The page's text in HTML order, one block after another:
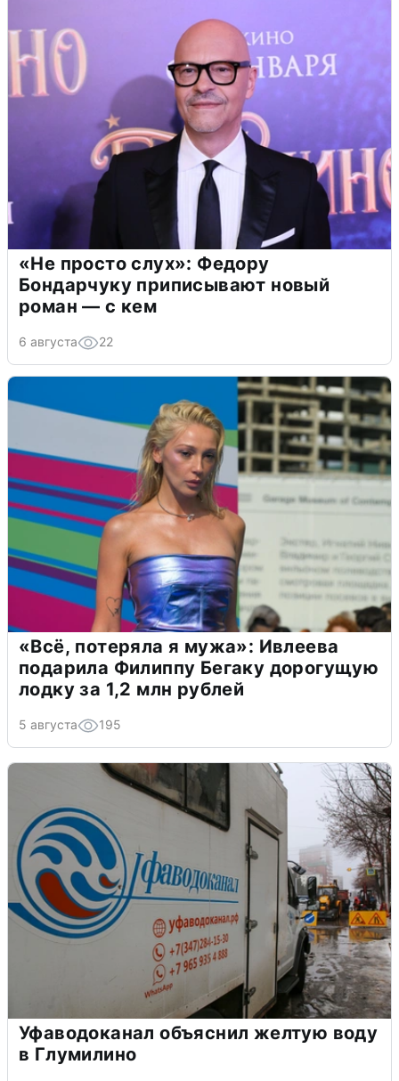
«Не просто слух»: Федору
Бондарчуку приписывают новый
роман — с кем
6 августа 22
«Всё, потеряла я мужа»: Ивлеева
подарила Филиппу Бегаку дорогущую
лодку за 1,2 млн рублей
5 августа 195
Уфаводоканал объяснил желтую воду
в Глумилино